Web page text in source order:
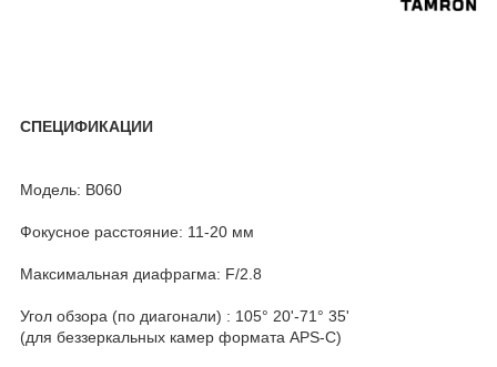
СПЕЦИФИКАЦИИ
Модель: B060
Фокусное расстояние: 11-20 мм
Максимальная диафрагма: F/2.8
Угол обзора (по диагонали) : 105° 20'-71° 35'
(для беззеркальных камер формата APS-C)